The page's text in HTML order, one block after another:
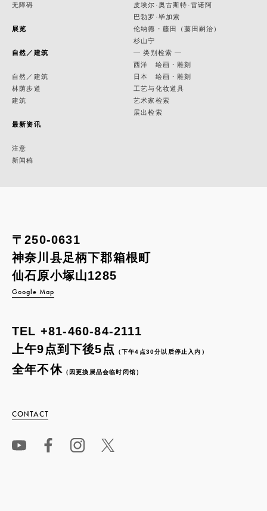
无障碍
展览
自然／建筑
自然／建筑
林荫步道
建筑
最新资讯
注意
新闻稿
皮埃尔·奥古斯特·雷诺阿
巴勃罗·毕加索
伦纳德・藤田（藤田嗣治）
杉山宁
— 类别检索 —
西洋 绘画・雕刻
日本 绘画・雕刻
工艺与化妆道具
艺术家检索
展出检索
〒250-0631
神奈川县足柄下郡箱根町
仙石原小塚山1285
Google Map
TEL +81-460-84-2111
上午9点到下後5点
（下午4点30分以后停止入内）
全年不休（因更換展品会临时闭馆）
CONTACT